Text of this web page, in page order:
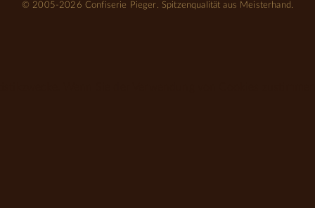
© 2005-2026 Confiserie Pieger. Spitzenqualität aus Meisterhand.